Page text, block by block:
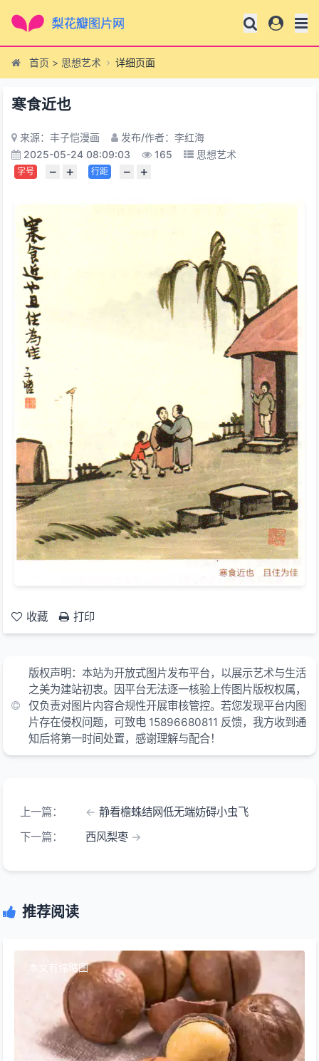
首页 > 思想艺术 详细页面
寒食近也
来源：丰子恺漫画
发布/作者：李红海
2025-05-24 08:09:03
165 思想艺术
字号 − + 行距 − +
收藏 打印
版权声明：本站为开放式图片发布平台，以展示艺术与生活
之美为建站初衷。因平台无法逐一核验上传图片版权权属，
仅负责对图片内容合规性开展审核管控。若您发现平台内图
片存在侵权问题，可致电 15896680811 反馈，我方收到通
知后将第一时间处置，感谢理解与配合！
上一篇：
静看檐蛛结网低无端妨碍小虫飞
下一篇：
西风梨枣
推荐阅读
本文有缩略图